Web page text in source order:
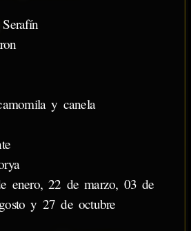
Serafín
y canela
enero, 22 de marzo, 03 de
y 27 de octubre